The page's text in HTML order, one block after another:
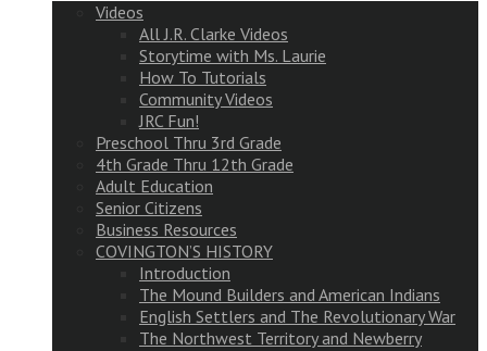
Videos
All J.R. Clarke Videos
Storytime with Ms. Laurie
How To Tutorials
Community Videos
JRC Fun!
Preschool Thru 3rd Grade
4th Grade Thru 12th Grade
Adult Education
Senior Citizens
Business Resources
COVINGTON’S HISTORY
Introduction
The Mound Builders and American Indians
English Settlers and The Revolutionary War
The Northwest Territory and Newberry